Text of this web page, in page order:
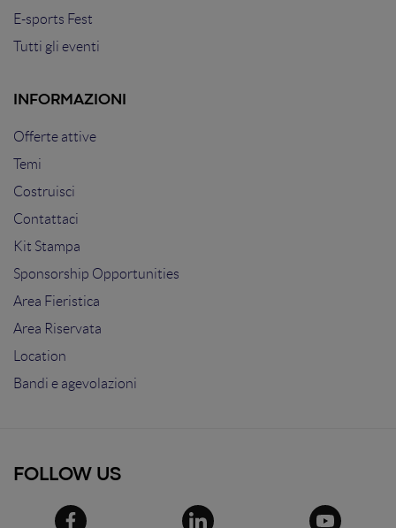
E-sports Fest
Tutti gli eventi
INFORMAZIONI
Offerte attive
Temi
Costruisci
Contattaci
Kit Stampa
Sponsorship Opportunities
Area Fieristica
Area Riservata
Location
Bandi e agevolazioni
FOLLOW US